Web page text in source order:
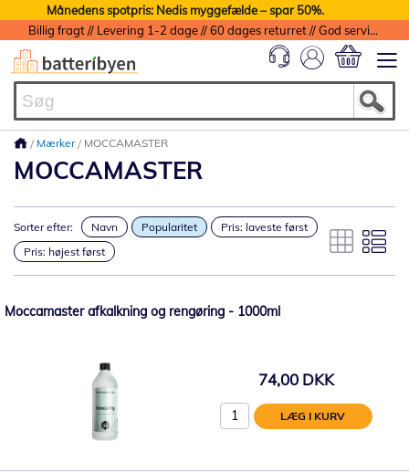
Månedens spotpris: Nedis myggefælde – spar 50%.
Billig fragt // Levering 1-2 dage // 60 dages returret // God service med garanti
Mærker MOCCAMASTER
MOCCAMASTER
Sorter efter: Navn Popularitet
Pris: laveste først
Pris: højest først
Moccamaster afkalkning og rengøring - 1000ml
74,00 DKK
LÆG I KURV